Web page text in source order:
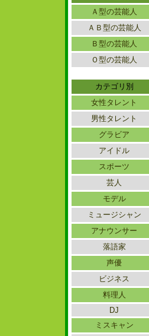
Ａ型の芸能人
ＡＢ型の芸能人
Ｂ型の芸能人
Ｏ型の芸能人
カテゴリ別
女性タレント
男性タレント
グラビア
アイドル
スポーツ
芸人
モデル
ミュージシャン
アナウンサー
落語家
声優
ビジネス
料理人
DJ
ミスキャン